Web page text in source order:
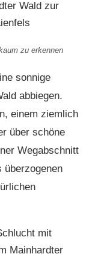
zu erkennen
sonnige
abbiegen.
einem ziemlich
über schöne
Wegabschnitt
überzogenen